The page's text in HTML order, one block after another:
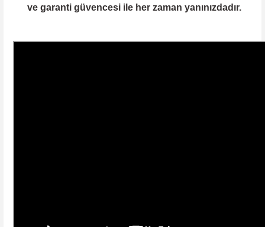
ve garanti güvencesi ile her zaman yanınızdadır.